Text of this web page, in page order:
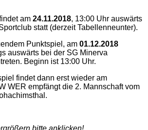
am 24.11.2018, 13:00 Uhr auswärts
statt (derzeit Tabellenneunter).
Punktspiel, am 01.12.2018
auswärts bei der SG Minerva
Beginn ist 13:00 Uhr.
findet dann erst wieder am
WER empfängt die 2. Mannschaft vom
bitte anklicken!